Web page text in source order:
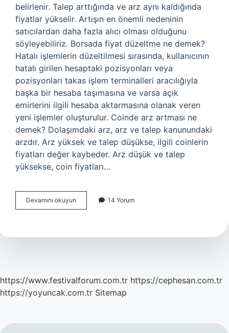
belirlenir. Talep arttığında ve arz aynı kaldığında
fiyatlar yükselir. Artışın en önemli nedeninin
satıcılardan daha fazla alıcı olması olduğunu
söyleyebiliriz. Borsada fiyat düzeltme ne demek?
Hatalı işlemlerin düzeltilmesi sırasında, kullanıcının
hatalı girilen hesaptaki pozisyonları veya
pozisyonları takas işlem terminalleri aracılığıyla
başka bir hesaba taşımasına ve varsa açık
emirlerini ilgili hesaba aktarmasına olanak veren
yeni işlemler oluşturulur. Coinde arz artması ne
demek? Dolaşımdaki arz, arz ve talep kanunundaki
arzdır. Arz yüksek ve talep düşükse, ilgili coinlerin
fiyatları değer kaybeder. Arz düşük ve talep
yüksekse, coin fiyatları…
Devamını okuyun
Düzeltme
14 Yorum
https://www.festivalforum.com.tr https://cephesan.com.tr
https://yoyuncak.com.tr Sitemap